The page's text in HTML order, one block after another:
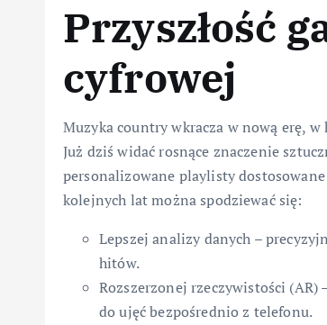
Przyszłość
cyfrowej
Muzyka country wkracza w nową erę,
Już dziś widać rosnące znaczenie
personalizowane playlisty
kolejnych lat można spodziewać się:
Lepszej analizy danych –
hitów.
Rozszerzonej rzeczywistości
do ujęć bezpośrednio z telefonu.